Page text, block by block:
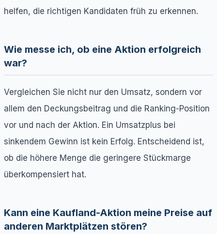
helfen, die richtigen Kandidaten früh zu erkennen.
Wie messe ich, ob eine Aktion erfolgreich
war?
Vergleichen Sie nicht nur den Umsatz, sondern vor
allem den Deckungsbeitrag und die Ranking-Position
vor und nach der Aktion. Ein Umsatzplus bei
sinkendem Gewinn ist kein Erfolg. Entscheidend ist,
ob die höhere Menge die geringere Stückmarge
überkompensiert hat.
Kann eine Kaufland-Aktion meine Preise auf
anderen Marktplätzen stören?